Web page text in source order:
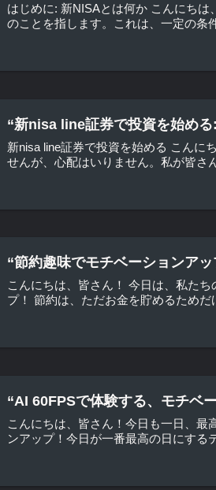
はじめに: 新NISAとは何か こんにち
のことを指します。これは、一定の条
“新nisa line証券で投資を始め
新nisa line証券で投資を始める こんに
せんが、心配はいりません。私が皆さ
“節約趣味でモチベーションア
こんにちは、皆さん！ 今日は、私た
プ！ 節約は、ただお金を貯めるため
“AI 60FPSで体験する、モチベ
こんにちは、皆さん！今日も一日、最
ンアップ！今日が一番最高の日にする